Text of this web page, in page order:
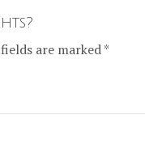
are marked *